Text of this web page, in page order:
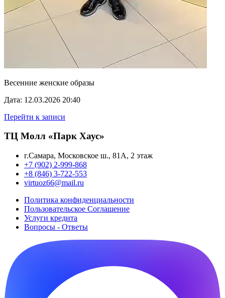
Весенние женские образы
Дата: 12.03.2026 20:40
Перейти к записи
ТЦ Молл «Парк Хаус»
г.Самара, Московское ш., 81А, 2 этаж
+7 (902) 2-999-868
+8 (846) 3-722-553
virtuoz66@mail.ru
Политика конфиденциальности
Пользовательское Cоглашение
Услуги кредита
Вопросы - Ответы